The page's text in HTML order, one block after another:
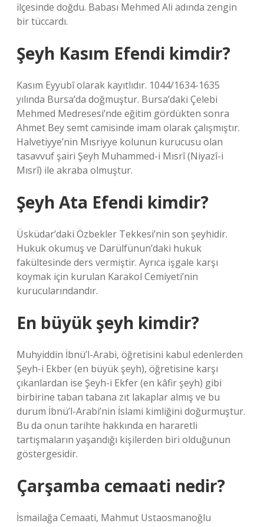
ilçesinde doğdu. Babası Mehmed Ali adında zengin
bir tüccardı.
Şeyh Kasım Efendi kimdir?
Kasım Eyyubî olarak kayıtlıdır. 1044/1634-1635
yılında Bursa’da doğmuştur. Bursa’daki Çelebi
Mehmed Medresesi’nde eğitim gördükten sonra
Ahmet Bey semt camisinde imam olarak çalışmıştır.
Halvetiyye’nin Mısriyye kolunun kurucusu olan
tasavvuf şairi Şeyh Muhammed-i Mısrî (Niyazî-i
Mısrî) ile akraba olmuştur.
Şeyh Ata Efendi kimdir?
Üsküdar’daki Özbekler Tekkesi’nin son şeyhidir.
Hukuk okumuş ve Darülfünun’daki hukuk
fakültesinde ders vermiştir. Ayrıca işgale karşı
koymak için kurulan Karakol Cemiyeti’nin
kurucularındandır.
En büyük şeyh kimdir?
Muhyiddin İbnü’l-Arabi, öğretisini kabul edenlerden
Şeyh-i Ekber (en büyük şeyh), öğretisine karşı
çıkanlardan ise Şeyh-i Ekfer (en kâfir şeyh) gibi
birbirine taban tabana zıt lakaplar almış ve bu
durum İbnü’l-Arabi’nin İslami kimliğini doğurmuştur.
Bu da onun tarihte hakkında en hararetli
tartışmaların yaşandığı kişilerden biri olduğunun
göstergesidir.
Çarşamba cemaati nedir?
İsmailağa Cemaati, Mahmut Ustaosmanoğlu